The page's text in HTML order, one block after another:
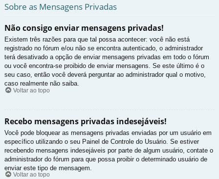
Sobre as Mensagens Privadas
Não consigo enviar mensagens privadas!
Existem três razões para que tal possa acontecer: você não está
registrado no fórum e/ou não se encontra autenticado, o administrador
terá desativado a opção de enviar mensagens privadas em todo o fórum
ou você encontra-se proibido de enviar mensagens. Se este último é o
seu caso, então você deverá perguntar ao administrador qual o motivo,
caso realmente não saiba.
Voltar ao topo
Recebo mensagens privadas indesejáveis!
Você pode bloquear as mensagens privadas enviadas por um usuário em
específico utilizando o seu Painel de Controle do Usuário. Se estiver
recebendo mensagens indesejáveis por parte de algum usuário, contate o
administrador do fórum para que possa proibir o determinado usuário de
enviar este tipo de mensagem.
Voltar ao topo